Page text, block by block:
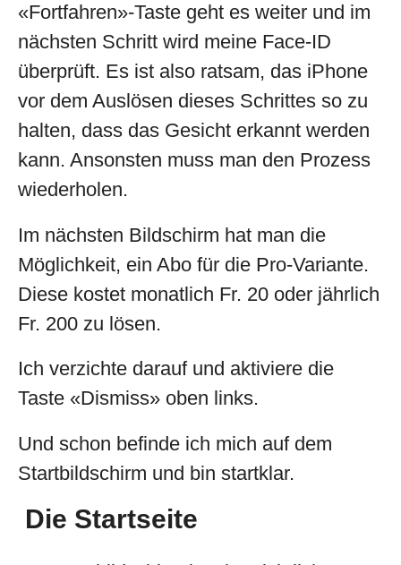
«Fortfahren»-Taste geht es weiter und im
nächsten Schritt wird meine Face-ID
überprüft. Es ist also ratsam, das iPhone
vor dem Auslösen dieses Schrittes so zu
halten, dass das Gesicht erkannt werden
kann. Ansonsten muss man den Prozess
wiederholen.
Im nächsten Bildschirm hat man die
Möglichkeit, ein Abo für die Pro-Variante.
Diese kostet monatlich Fr. 20 oder jährlich
Fr. 200 zu lösen.
Ich verzichte darauf und aktiviere die
Taste «Dismiss» oben links.
Und schon befinde ich mich auf dem
Startbildschirm und bin startklar.
Die Startseite